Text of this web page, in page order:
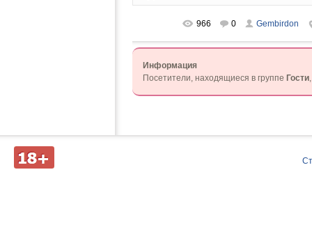
966 0 Gembirdon
Информация
Посетители, находящиеся в группе Гости